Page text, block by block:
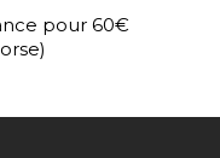
pour 60€